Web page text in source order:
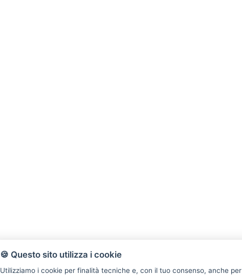
🍪 Questo sito utilizza i cookie
Utilizziamo i cookie per finalità tecniche e, con il tuo consenso, anche per